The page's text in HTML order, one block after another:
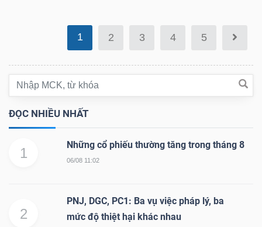
1 2 3 4 5
ĐỌC NHIỀU NHẤT
1
Những cổ phiếu thường tăng trong tháng 8
06/08 11:02
2
PNJ, DGC, PC1: Ba vụ việc pháp lý, ba
mức độ thiệt hại khác nhau
VỤ
TRUYỀN
THÔNG